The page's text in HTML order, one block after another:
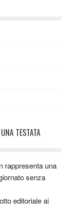
TESTATA
rappresenta una
senza
editoriale ai